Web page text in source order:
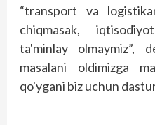
“transport va
chiqmasak,
ta'minlay olmaymiz”,
masalani oldimizga
qo'ygani biz uchun